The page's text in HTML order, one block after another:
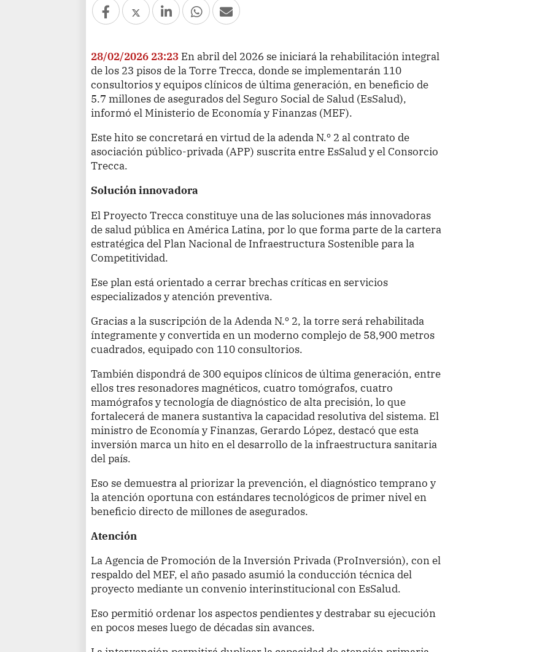
28/02/2026 23:23 En abril del 2026 se iniciará la rehabilitación integral
de los 23 pisos de la Torre Trecca, donde se implementarán 110
consultorios y equipos clínicos de última generación, en beneficio de
5.7 millones de asegurados del Seguro Social de Salud (EsSalud),
informó el Ministerio de Economía y Finanzas (MEF).
Este hito se concretará en virtud de la adenda N.º 2 al contrato de
asociación público-privada (APP) suscrita entre EsSalud y el Consorcio
Trecca.
Solución innovadora
El Proyecto Trecca constituye una de las soluciones más innovadoras
de salud pública en América Latina, por lo que forma parte de la cartera
estratégica del Plan Nacional de Infraestructura Sostenible para la
Competitividad.
Ese plan está orientado a cerrar brechas críticas en servicios
especializados y atención preventiva.
Gracias a la suscripción de la Adenda N.º 2, la torre será rehabilitada
íntegramente y convertida en un moderno complejo de 58,900 metros
cuadrados, equipado con 110 consultorios.
También dispondrá de 300 equipos clínicos de última generación, entre
ellos tres resonadores magnéticos, cuatro tomógrafos, cuatro
mamógrafos y tecnología de diagnóstico de alta precisión, lo que
fortalecerá de manera sustantiva la capacidad resolutiva del sistema. El
ministro de Economía y Finanzas, Gerardo López, destacó que esta
inversión marca un hito en el desarrollo de la infraestructura sanitaria
del país.
Eso se demuestra al priorizar la prevención, el diagnóstico temprano y
la atención oportuna con estándares tecnológicos de primer nivel en
beneficio directo de millones de asegurados.
Atención
La Agencia de Promoción de la Inversión Privada (ProInversión), con el
respaldo del MEF, el año pasado asumió la conducción técnica del
proyecto mediante un convenio interinstitucional con EsSalud.
Eso permitió ordenar los aspectos pendientes y destrabar su ejecución
en pocos meses luego de décadas sin avances.